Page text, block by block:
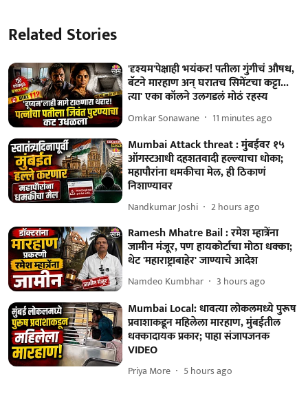
Related Stories
'दृश्यम'पेक्षाही भयंकर! पतीला गुंगीचं औषध,
बॅटने मारहाण अन् घरातच सिमेंटचा कट्टा...
त्या' एका कॉलने उलगडलं मोठं रहस्य
Omkar Sonawane 11 minutes ago
Mumbai Attack threat : मुंबईवर १५
ऑगस्टआधी दहशतवादी हल्ल्याचा धोका;
महापौरांना धमकीचा मेल, ही ठिकाणं
निशाण्यावर
Nandkumar Joshi 2 hours ago
Ramesh Mhatre Bail : रमेश म्हात्रेंना
जामीन मंजूर, पण हायकोर्टाचा मोठा धक्का;
थेट 'महाराष्ट्राबाहेर' जाण्याचे आदेश
Namdeo Kumbhar 3 hours ago
Mumbai Local: धावत्या लोकलमध्ये पुरूष
प्रवाशाकडून महिलेला मारहाण, मुंबईतील
धक्कादायक प्रकार; पाहा संजापजनक
VIDEO
Priya More 5 hours ago